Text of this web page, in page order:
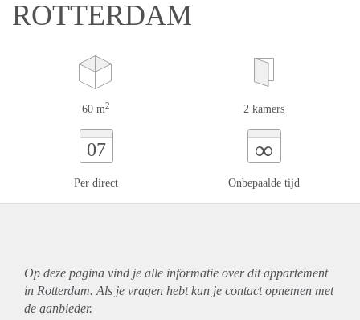
ROTTERDAM
60 m2 2 kamers
07
Per direct
∞
Onbepaalde tijd
Op deze pagina vind je alle informatie over ditappartement
in Rotterdam. Als je vragen hebt kun je contact opnemen met
de aanbieder.